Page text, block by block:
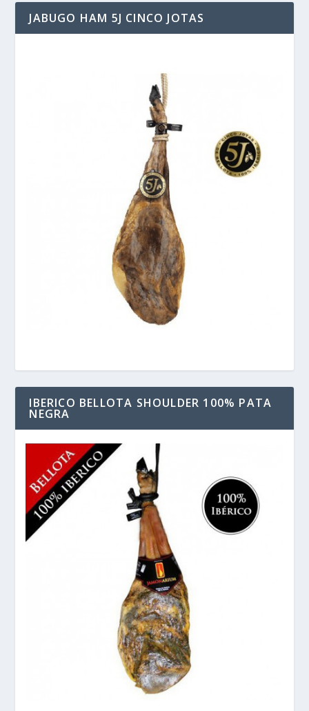
JABUGO HAM 5J CINCO JOTAS
IBERICO BELLOTA SHOULDER 100% PATA
NEGRA